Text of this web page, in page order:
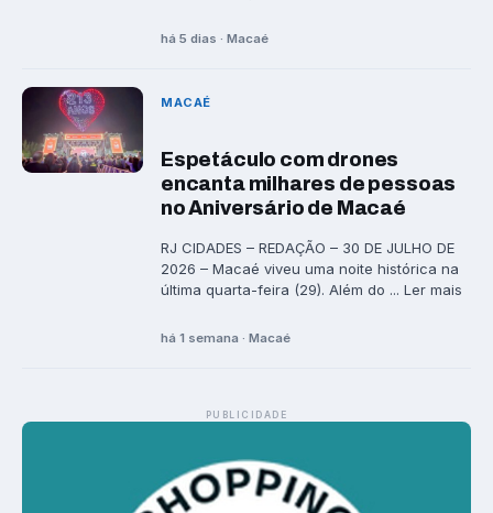
há 5 dias · Macaé
MACAÉ
Espetáculo com drones
encanta milhares de pessoas
no Aniversário de Macaé
RJ CIDADES – REDAÇÃO – 30 DE JULHO DE
2026 – Macaé viveu uma noite histórica na
última quarta-feira (29). Além do ... Ler mais
há 1 semana · Macaé
PUBLICIDADE